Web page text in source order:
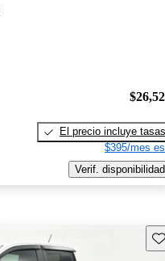
El precio incluye tasas
$395/mes
Verif. disponibilidad